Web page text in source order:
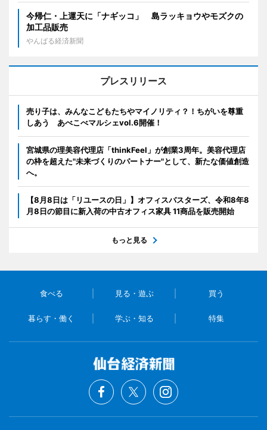
今帰仁・上運天に「ナギッコ」 島ラッキョウやモズクの
加工品販売
やんばる経済新聞
プレスリリース
売り子は、みんなこどもたちやマイノリティ？！ちがいを尊重
しあう あべこべマルシェvol.6開催！
宮城県の理美容代理店「thinkFeel」が創業3周年。美容代理店
の枠を超えた"未来づくりのパートナー"として、新たな価値創造
へ。
【8月8日は「リユースの日」】オフィスバスターズ、令和8年8
月8日の節目に新入荷の中古オフィス家具 11商品を販売開始
もっと見る
食べる 見る・遊ぶ 買う
暮らす・働く 学ぶ・知る 特集